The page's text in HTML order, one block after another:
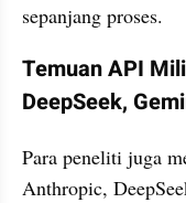
sepanjang proses.
Temuan API
DeepSeek,
Para peneliti juga
Anthropic,